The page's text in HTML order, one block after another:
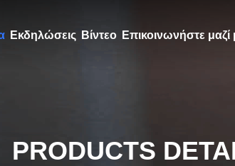
Εκδηλώσεις Βίντεο Επικοινωνήστε μαζί
PRODUCTS